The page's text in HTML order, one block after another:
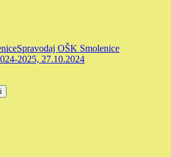
Spravodaj OŠK Smolenice
2025, 27.10.2024